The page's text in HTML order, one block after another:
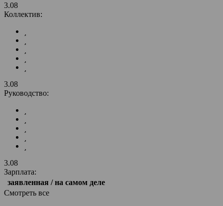
3.08
Коллектив:
3.08
Руководство:
3.08
Зарплата:
заявленная / на самом деле
Смотреть все